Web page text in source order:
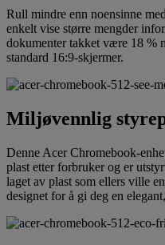
Rull mindre enn noensinne
enkelt vise større mengder
dokumenter takket være 18 %
standard 16:9-skjermer.
Miljøvennlig
Denne Acer Chromebook-
plast etter forbruker og er
laget av plast som ellers ville
designet for å gi deg en